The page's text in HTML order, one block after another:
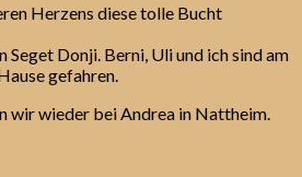
Herzens diese tolle Bucht
Seget Donji. Berni, Uli und ich sind am
gefahren.
wir wieder bei Andrea in Nattheim.